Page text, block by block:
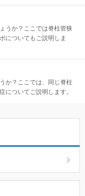
うか？ここでは脊柱管狭
についてもご説明しま
か？ここでは、同じ脊柱
についてご説明します。